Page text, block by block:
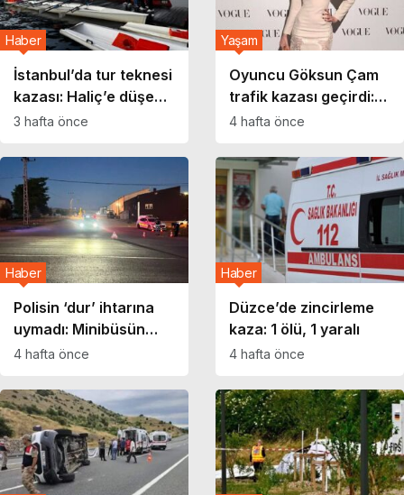
İstanbul’da tur teknesi
kazası: Haliç’e düşen
gemi personelinden
Haber
3 hafta önce
Oyuncu Göksun Çam
trafik kazası geçirdi:
‘Mucize’ diyerek
Yaşam
4 hafta önce
Polisin ‘dur’ ihtarına
uymadı: Minibüsün
çarptığı yurttaş
Haber
4 hafta önce
Düzce’de zincirleme
kaza: 1 ölü, 1 yaralı
Haber
4 hafta önce